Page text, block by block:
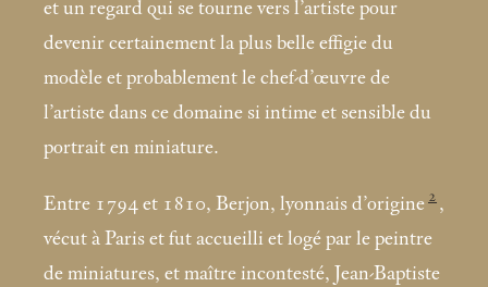
et un regard qui se tourne vers l’artiste pour
devenir certainement la plus belle effigie du
modèle et probablement le chef-d’œuvre de
l’artiste dans ce domaine si intime et sensible du
portrait en miniature.
Entre 1794 et 1810, Berjon, lyonnais d’origine 2 ,
vécut à Paris et fut accueilli et logé par le peintre
de miniatures, et maître incontesté, Jean-Baptiste